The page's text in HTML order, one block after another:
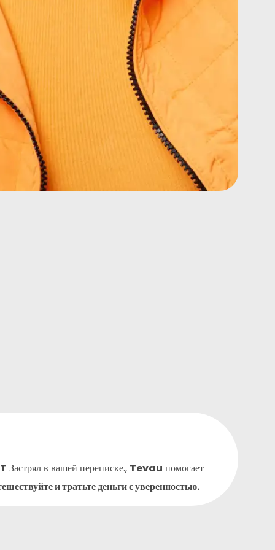
Застрял в вашей переписке., Tevau помогает
и тратьте деньги с уверенностью.